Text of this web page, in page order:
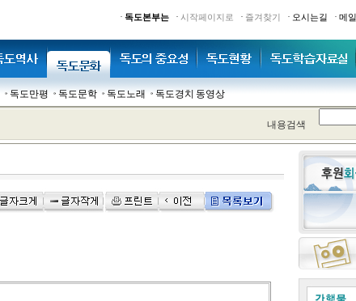
· 독도본부는 · 시작페이지로 · 즐겨찾기 · 오시는길 · 메
독도만평 독도문학 독도노래 독도경치 동영상
내용검색